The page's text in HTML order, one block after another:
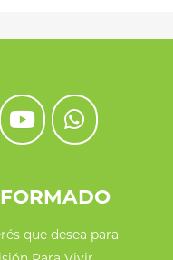
que desea para